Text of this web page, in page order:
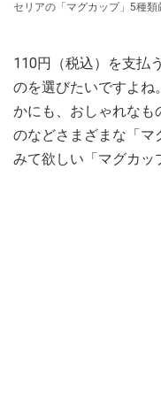
セリアの「マグカップ」5種
110円（税込）を支払
のを選びたいですよね
かにも、おしゃれなも
のなどさまざまな「マ
みて欲しい「マグカッ